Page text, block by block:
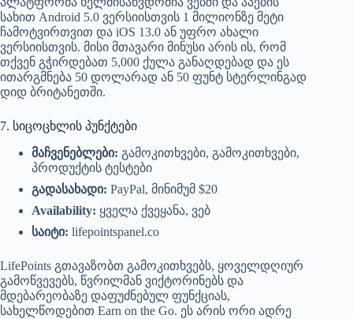
სახით Android 5.0 ვერსიისთვის 1 მილიონზე მეტი
ჩამოტვირთვით და iOS 13.0 ან უფრო ახალი
ვერსიისთვის. მისი მთავარი მინუსი არის ის, რომ
თქვენ გჭირდებათ 5,000 ქულა განაღდებად და ეს
ითარგმნება 50 დოლარად ან 50 ფუნტ სტერლინგად
დიდ ბრიტანეთში.
7. სიცოცხლის პუნქტები
მაჩვენებლები: გამოკითხვები, გამოკითხვები,
პროდუქტის ტესტები
გადასახადი: PayPal, მინიმუმ $20
Availability: ყველა ქვეყანა, ვებ
საიტი: lifepointspanel.co
LifePoints გთავაზობთ გამოკითხვებს, ყოველდღიურ
გამოწვევებს, წვრილმან ვიქტორინებს და
მდებარეობაზე დაფუძნებულ ფუნქციას,
სახელწოდებით Earn on the Go. ეს არის ორი ადრე